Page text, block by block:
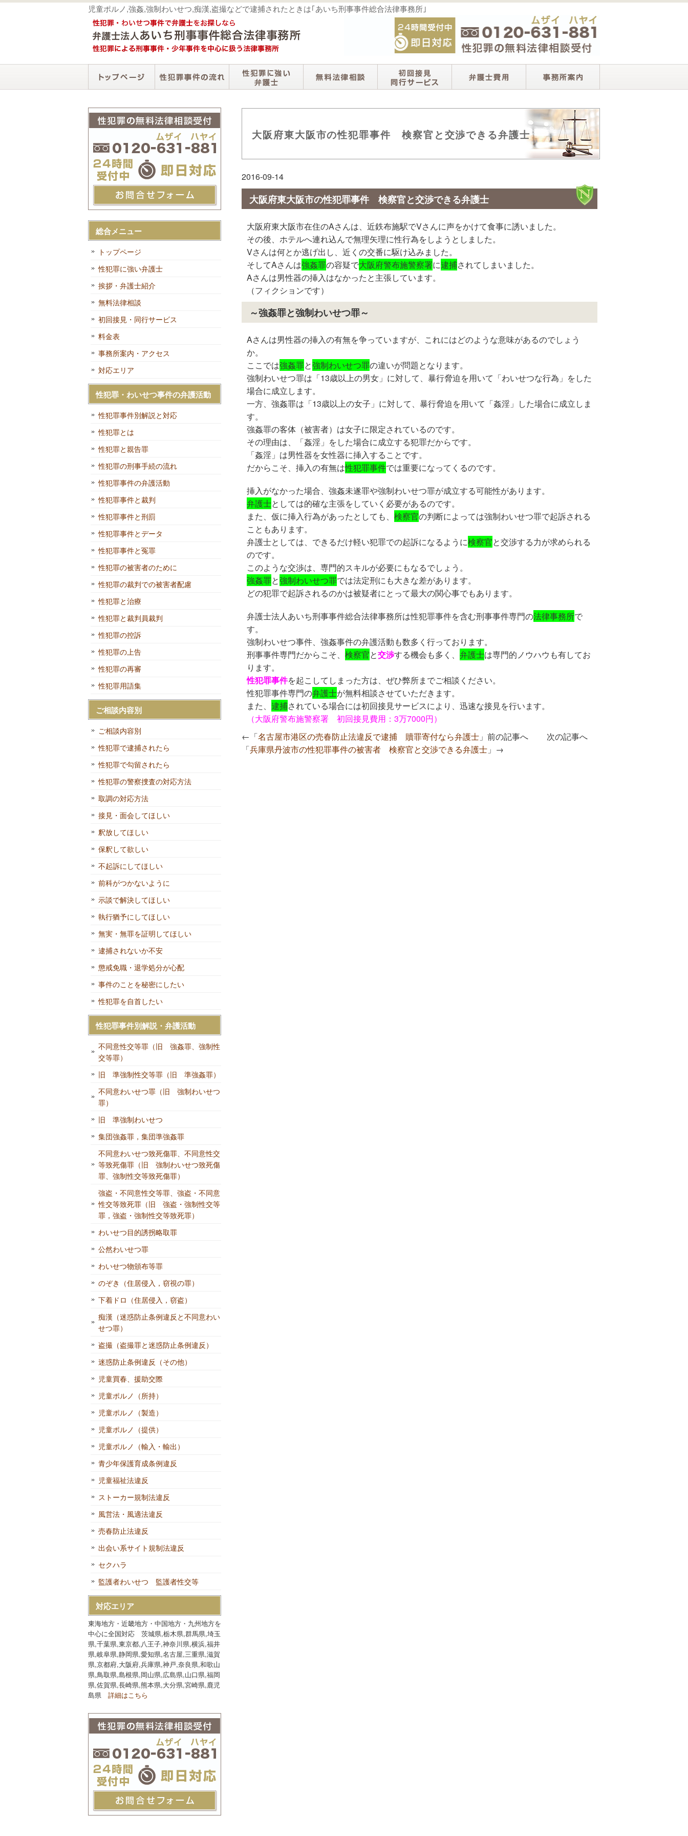
児童ポルノ,強姦,強制わいせつ,痴漢,盗撮などで逮捕されたときは｢あいち刑事事件総合法律事務所｣
大阪府東大阪市の性犯罪事件 検察官と交渉できる弁護士
2016-09-14
大阪府東大阪市の性犯罪事件 検察官と交渉できる弁護士
大阪府東大阪市在住のAさんは、近鉄布施駅でVさんに声をかけて食事に誘いました。
その後、ホテルへ連れ込んで無理矢理に性行為をしようとしました。
Vさんは何とか逃げ出し、近くの交番に駆け込みました。
そしてAさんは強姦罪の容疑で大阪府警布施警察署に逮捕されてしまいました。
Aさんは男性器の挿入はなかったと主張しています。
（フィクションです）
～強姦罪と強制わいせつ罪～
Aさんは男性器の挿入の有無を争っていますが、これにはどのような意味があるのでしょう
か。
ここでは強姦罪と強制わいせつ罪の違いが問題となります。
強制わいせつ罪は「13歳以上の男女」に対して、暴行脅迫を用いて「わいせつな行為」をした
場合に成立します。
一方、強姦罪は「13歳以上の女子」に対して、暴行脅迫を用いて「姦淫」した場合に成立しま
す。
強姦罪の客体（被害者）は女子に限定されているのです。
その理由は、「姦淫」をした場合に成立する犯罪だからです。
「姦淫」は男性器を女性器に挿入することです。
だからこそ、挿入の有無は性犯罪事件では重要になってくるのです。
挿入がなかった場合、強姦未遂罪や強制わいせつ罪が成立する可能性があります。
弁護士としては的確な主張をしていく必要があるのです。
また、仮に挿入行為があったとしても、 検察官の判断によっては強制わいせつ罪で起訴される
こともあります。
弁護士としては、できるだけ軽い犯罪での起訴になるように検察官と交渉する力が求められる
のです。
このような交渉は、専門的スキルが必要にもなるでしょう。
強姦罪と強制わいせつ罪では法定刑にも大きな差があります。
どの犯罪で起訴されるのかは被疑者にとって最大の関心事でもあります。
弁護士法人あいち刑事事件総合法律事務所は性犯罪事件を含む刑事事件専門の法律事務所で
す。
強制わいせつ事件、強姦事件の弁護活動も数多く行っております。
刑事事件専門だからこそ、 検察官と交渉する機会も多く、 弁護士は専門的ノウハウも有してお
ります。
性犯罪事件を起こしてしまった方は、ぜひ弊所までご相談ください。
性犯罪事件専門の弁護士が無料相談させていただきます。
また、 逮捕されている場合には初回接見サービスにより、迅速な接見を行います。
（大阪府警布施警察署 初回接見費用：3万7000円）
←「名古屋市港区の売春防止法違反で逮捕 贖罪寄付なら弁護士 」前の記事へ 次の記事へ
「兵庫県丹波市の性犯罪事件の被害者 検察官と交渉できる弁護士 」→
総合メニュー
トップページ
性犯罪に強い弁護士
挨拶・弁護士紹介
無料法律相談
初回接見・同行サービス
料金表
事務所案内・アクセス
対応エリア
性犯罪・わいせつ事件の弁護活動
性犯罪事件別解説と対応
性犯罪とは
性犯罪と親告罪
性犯罪の刑事手続の流れ
性犯罪事件の弁護活動
性犯罪事件と裁判
性犯罪事件と刑罰
性犯罪事件とデータ
性犯罪事件と冤罪
性犯罪の被害者のために
性犯罪の裁判での被害者配慮
性犯罪と治療
性犯罪と裁判員裁判
性犯罪の控訴
性犯罪の上告
性犯罪の再審
性犯罪用語集
ご相談内容別
ご相談内容別
性犯罪で逮捕されたら
性犯罪で勾留されたら
性犯罪の警察捜査の対応方法
取調の対応方法
接見・面会してほしい
釈放してほしい
保釈して欲しい
不起訴にしてほしい
前科がつかないように
示談で解決してほしい
執行猶予にしてほしい
無実・無罪を証明してほしい
逮捕されないか不安
懲戒免職・退学処分が心配
事件のことを秘密にしたい
性犯罪を自首したい
性犯罪事件別解説・弁護活動
不同意性交等罪（旧 強姦罪、強制性
交等罪）
旧 準強制性交等罪（旧 準強姦罪）
不同意わいせつ罪（旧 強制わいせつ
罪）
旧 準強制わいせつ
集団強姦罪，集団準強姦罪
不同意わいせつ致死傷罪、不同意性交
等致死傷罪（旧 強制わいせつ致死傷
罪、強制性交等致死傷罪）
強盗・不同意性交等罪、強盗・不同意
性交等致死罪（旧 強盗・強制性交等
罪，強盗・強制性交等致死罪）
わいせつ目的誘拐略取罪
公然わいせつ罪
わいせつ物頒布等罪
のぞき（住居侵入，窃視の罪）
下着ドロ（住居侵入，窃盗）
痴漢（迷惑防止条例違反と不同意わい
せつ罪）
盗撮（盗撮罪と迷惑防止条例違反）
迷惑防止条例違反（その他）
児童買春、援助交際
児童ポルノ（所持）
児童ポルノ（製造）
児童ポルノ（提供）
児童ポルノ（輸入・輸出）
青少年保護育成条例違反
児童福祉法違反
ストーカー規制法違反
風営法・風適法違反
売春防止法違反
出会い系サイト規制法違反
セクハラ
監護者わいせつ 監護者性交等
対応エリア
東海地方・近畿地方・中国地方・九州地方を
中心に全国対応 茨城県,栃木県,群馬県,埼玉
県,千葉県,東京都,八王子,神奈川県,横浜,福井
県,岐阜県,静岡県,愛知県,名古屋,三重県,滋賀
県,京都府,大阪府,兵庫県,神戸,奈良県,和歌山
県,鳥取県,島根県,岡山県,広島県,山口県,福岡
県,佐賀県,長崎県,熊本県,大分県,宮崎県,鹿児
島県 詳細はこちら